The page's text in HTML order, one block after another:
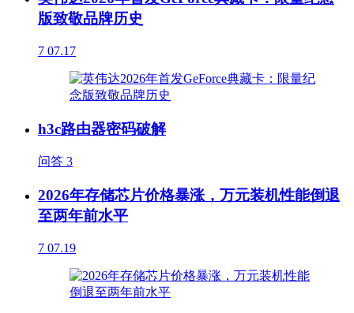
版致敬品牌历史
7 07.17
h3c路由器密码破解
问答 3
2026年存储芯片价格暴涨，万元装机性能倒退
至两年前水平
7 07.19